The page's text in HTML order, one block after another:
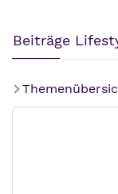
Beiträge